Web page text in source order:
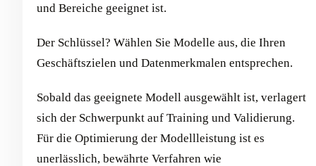
und Bereiche geeignet ist.
Der Schlüssel? Wählen Sie Modelle aus, die Ihren
Geschäftszielen und Datenmerkmalen entsprechen.
Sobald das geeignete Modell ausgewählt ist, verlagert
sich der Schwerpunkt auf Training und Validierung.
Für die Optimierung der Modellleistung ist es
unerlässlich, bewährte Verfahren wie